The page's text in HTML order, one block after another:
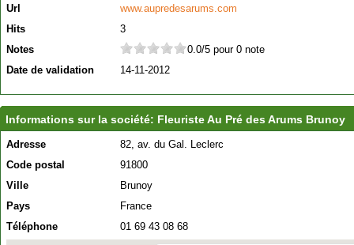
Url
www.aupredesarums.com
Hits
3
Notes
0.0/5 pour 0 note
Date de validation
14-11-2012
Informations sur la société: Fleuriste Au Pré des Arums Brunoy
Adresse
82, av. du Gal. Leclerc
Code postal
91800
Ville
Brunoy
Pays
France
Téléphone
01 69 43 08 68